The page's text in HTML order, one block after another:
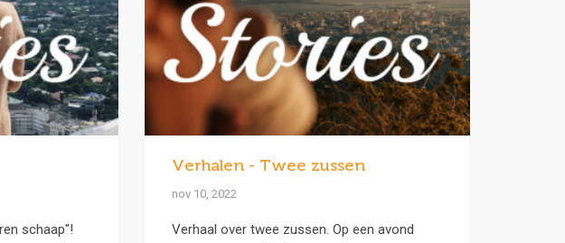
schaap"!
Verhalen - Twee zussen
nov 10, 2022
Verhaal over twee zussen. Op een avond